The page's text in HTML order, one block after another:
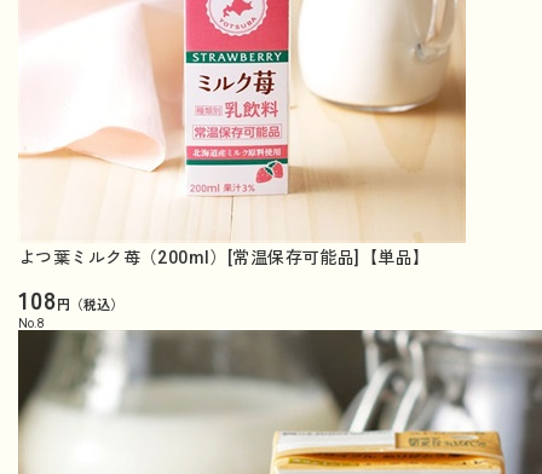
よつ葉ミルク苺（200ml）[常温保存可能品]【単品】
108円（税込）
No. 8